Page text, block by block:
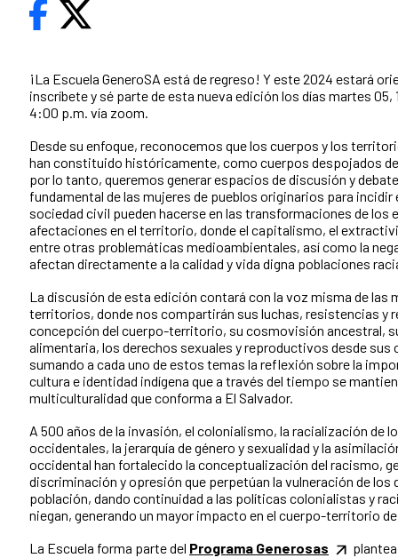
¡La Escuela GeneroSA está de regreso! Y este 2024 estará
inscríbete y sé parte de esta nueva edición los días martes 05,
4:00 p.m. vía zoom.
Desde su enfoque, reconocemos que los cuerpos y los
han constituido históricamente, como cuerpos despojados
por lo tanto, queremos generarespacios de discusión y
fundamental de las mujeres de pueblos originarios para incidir
sociedad civil pueden hacerse en las transformaciones de
afectaciones en el territorio, donde el capitalismo, el
entre otras problemáticas medioambientales, así como la
afectan directamente a la calidad y vida digna poblaciones
La discusión de esta edición contará con la voz misma de las
territorios, donde nos compartirán sus luchas, resistencias y
concepción del cuerpo-territorio, su cosmovisión ancestral,
alimentaria, los derechos sexuales y reproductivos desde
sumando a cada uno de estos temas la reflexión sobre la
cultura e identidad indígena que a través del tiempo se
multiculturalidad que conforma a El Salvador.
A 500 años de la invasión, el colonialismo, la racialización de
occidentales, la jerarquía de género y sexualidad y la
occidental han fortalecido la conceptualización del racismo,
discriminación y opresión que perpetúan la vulneración de los
población, dando continuidad a las políticas colonialistas y
niegan, generando un mayor impacto en el cuerpo-territorio
La Escuela forma parte del Programa Generosas